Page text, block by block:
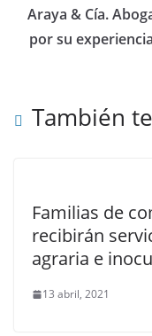
Araya & Cía.
por su
También
Familias de
recibirán
agraria e
13 abril, 2021